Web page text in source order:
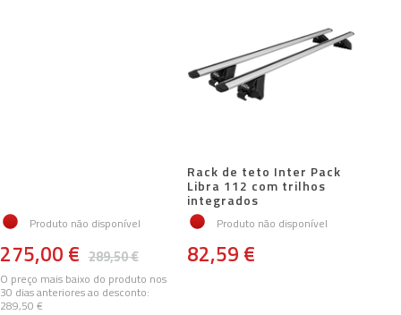
Produto não disponível
289,50 €
275,00 €
O preço mais baixo do produto nos
30 dias anteriores ao desconto:
289,50 €
Rack de teto Inter Pack
Libra 112 com trilhos
integrados
Produto não disponível
82,59 €